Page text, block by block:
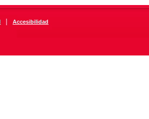
| Accesibilidad